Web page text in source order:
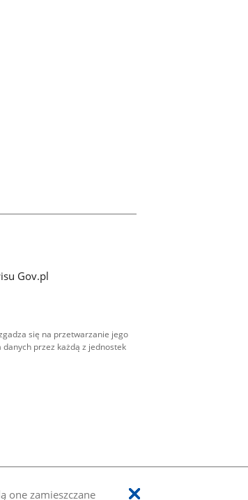
one zamieszczane
Gov.pl
się na przetwarzanie jego
przez każdą z jednostek